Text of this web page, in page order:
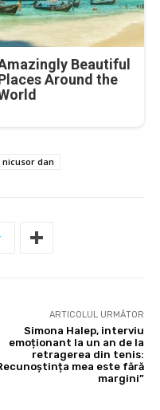
Beautiful
Around the
nicusor dan
ARTICOLUL URMĂTOR
Simona Halep, interviu
emoționant la un an de la
retragerea din tenis:
mea este fără
margini”